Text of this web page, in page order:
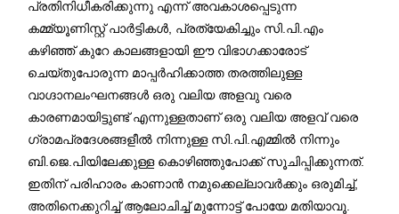
പ്രതിനിധീകരിക്കുന്നു എന്ന് അവകാശപ്പെടുന്ന
കമ്മ്യൂണിസ്റ്റ് പാര്‍ട്ടികള്‍, പ്രത്യേകിച്ചും സി.പി.എം
കഴിഞ്ഞ് കുറേ കാലങ്ങളായി ഈ വിഭാഗക്കാരോട്
ചെയ്തുപോരുന്ന മാപ്പര്‍ഹിക്കാത്ത തരത്തിലുള്ള
വാഗ്ദാനലംഘനങ്ങള്‍ ഒരു വലിയ അളവു വരെ
കാരണമായിട്ടുണ്ട് എന്നുള്ളതാണ് ഒരു വലിയ അളവ് വരെ
ഗ്രാമപ്രദേശങ്ങളീല്‍ നിന്നുള്ള സി.പി.എമ്മില്‍ നിന്നും
ബി.ജെ.പിയിലേക്കുള്ള കൊഴിഞ്ഞുപോക്ക് സൂചിപ്പിക്കുന്നത്.
ഇതിന് പരിഹാരം കാണാന്‍ നമുക്കെല്ലാവര്‍ക്കും ഒരുമിച്ച്,
അതിനെക്കുറിച്ച് ആലോചിച്ച് മുന്നോട്ട് പോയേ മതിയാവൂ.